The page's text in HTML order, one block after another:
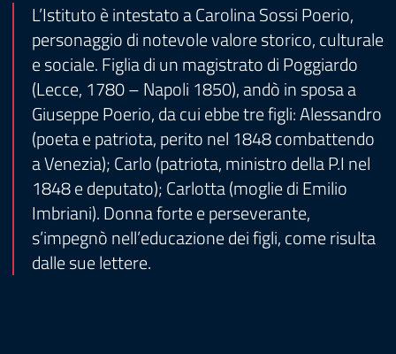
L’Istituto è intestato a Carolina Sossi Poerio,
personaggio di notevole valore storico, culturale
e sociale. Figlia di un magistrato di Poggiardo
(Lecce, 1780 – Napoli 1850), andò in sposa a
Giuseppe Poerio, da cui ebbe tre figli: Alessandro
(poeta e patriota, perito nel 1848 combattendo
a Venezia); Carlo (patriota, ministro della P.I nel
1848 e deputato); Carlotta (moglie di Emilio
Imbriani). Donna forte e perseverante,
s’impegnò nell’educazione dei figli, come risulta
dalle sue lettere.